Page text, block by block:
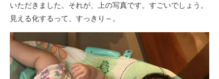
いただきました。それが、上の写真です。すごいでしょう。
見える化するって、すっきり～。